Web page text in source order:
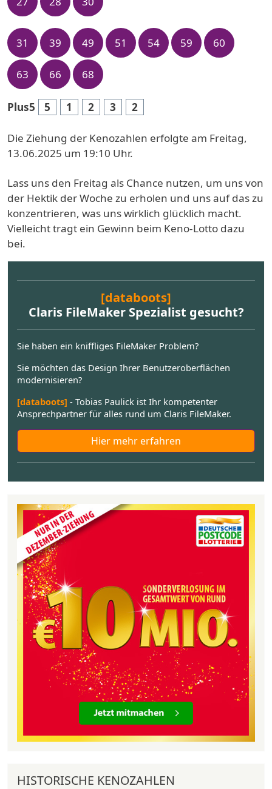
31 39 49 51 54 59 60
63 66 68
Plus5 5 1 2 3 2
Die Ziehung der Kenozahlen erfolgte am Freitag,
13.06.2025 um 19:10 Uhr.
Lass uns den Freitag als Chance nutzen, um uns von
der Hektik der Woche zu erholen und uns auf das zu
konzentrieren, was uns wirklich glücklich macht.
Vielleicht tragt ein Gewinn beim Keno-Lotto dazu
bei.
[databoots]
Claris FileMaker Spezialist gesucht?
Sie haben ein kniffliges FileMaker Problem?
Sie möchten das Design Ihrer Benutzeroberflächen
modernisieren?
[databoots] - Tobias Paulick ist Ihr kompetenter
Ansprechpartner für alles rund um Claris FileMaker.
Hier mehr erfahren
HISTORISCHE KENOZAHLEN